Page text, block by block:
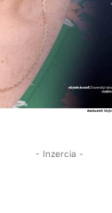
- Inzercia -